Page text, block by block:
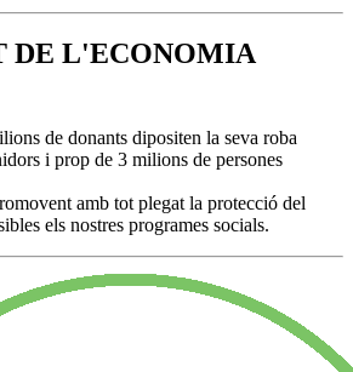
DE L'ECONOMIA
de donants dipositen la seva roba
i prop de 3 milions de persones
amb tot plegat la protecció del
els nostres programes socials.